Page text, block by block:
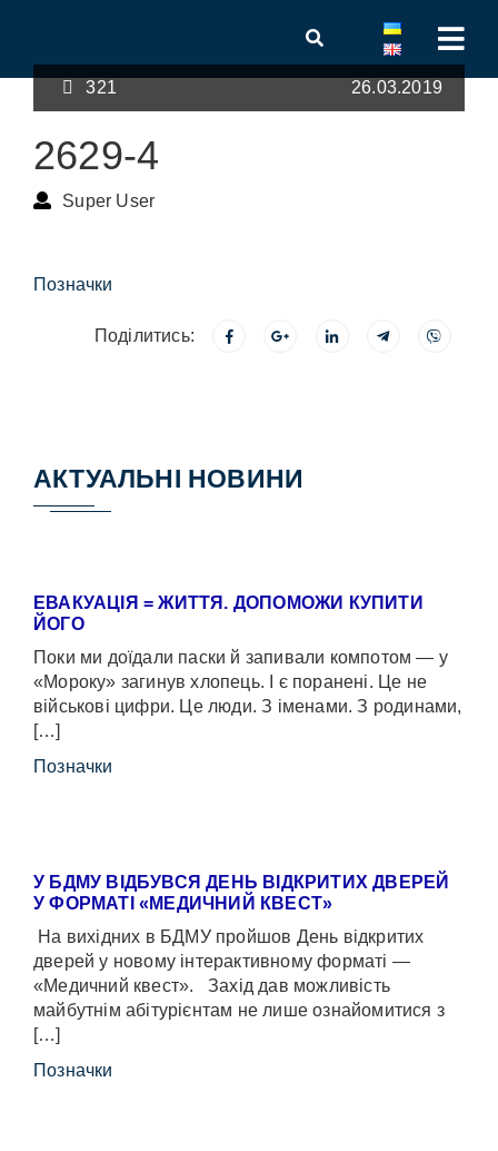
321 26.03.2019
2629-4
Super User
Позначки
Поділитись:
АКТУАЛЬНІ НОВИНИ
ЕВАКУАЦІЯ = ЖИТТЯ. ДОПОМОЖИ КУПИТИ
ЙОГО
Поки ми доїдали паски й запивали компотом — у
«Мороку» загинув хлопець. І є поранені. Це не
військові цифри. Це люди. З іменами. З родинами,
[…]
Позначки
У БДМУ ВІДБУВСЯ ДЕНЬ ВІДКРИТИХ ДВЕРЕЙ
У ФОРМАТІ «МЕДИЧНИЙ КВЕСТ»
На вихідних в БДМУ пройшов День відкритих
дверей у новому інтерактивному форматі —
«Медичний квест». Захід дав можливість
майбутнім абітурієнтам не лише ознайомитися з
[…]
Позначки